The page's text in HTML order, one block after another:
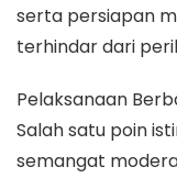
serta persiapan
terhindar dari
Pelaksanaan
Salah satu poin
semangat